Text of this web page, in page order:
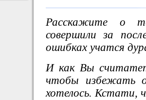
Расскажите о
совершили за
ошибках учатся
И как Вы
чтобы избежать
хотелось. Кстати,